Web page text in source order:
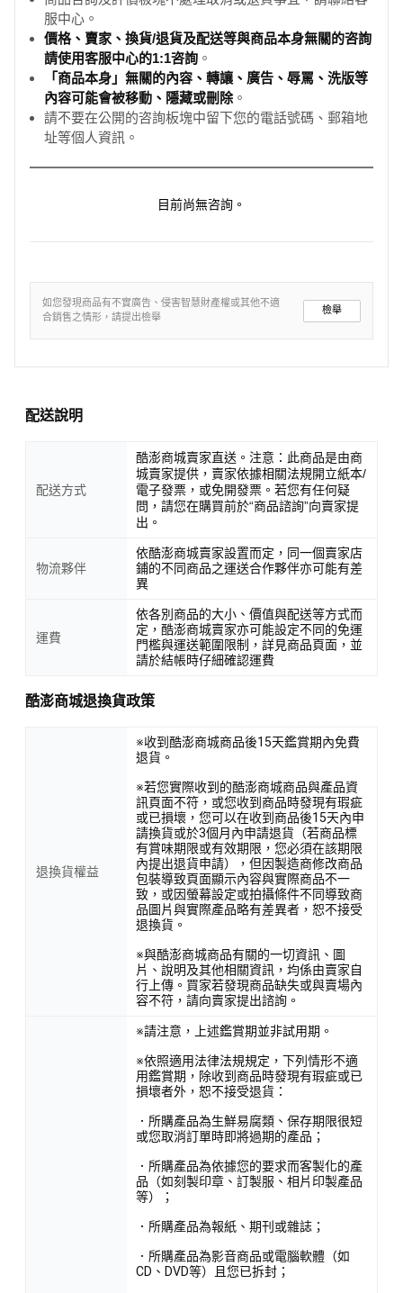
服中心。
價格、賣家、換貨/退貨及配送等與商品本身無關的咨詢
請使用客服中心的1:1咨詢 。
「商品本身」無關的內容、轉讓、廣告、辱罵、洗版等
內容可能會被移動、隱藏或刪除。
請不要在公開的咨詢板塊中留下您的電話號碼、郵箱地
址等個人資訊。
目前尚無咨詢。
如您發現商品有不實廣告、侵害智慧財產權或其他不適
合銷售之情形，請提出檢舉
檢舉
配送說明
配送方式
酷澎商城賣家直送。注意：此商品是由商
城賣家提供，賣家依據相關法規開立紙本/
電子發票，或免開發票。若您有任何疑
問，請您在購買前於“商品諮詢”向賣家提
出。
物流夥伴
依酷澎商城賣家設置而定，同一個賣家店
鋪的不同商品之運送合作夥伴亦可能有差
異
運費
依各別商品的大小、價值與配送等方式而
定，酷澎商城賣家亦可能設定不同的免運
門檻與運送範圍限制，詳見商品頁面，並
請於結帳時仔細確認運費
酷澎商城退換貨政策
退換貨權益
※收到酷澎商城商品後15天鑑賞期內免費
退貨。
※若您實際收到的酷澎商城商品與產品資
訊頁面不符，或您收到商品時發現有瑕疵
或已損壞，您可以在收到商品後15天內申
請換貨或於3個月內申請退貨（若商品標
有賞味期限或有效期限，您必須在該期限
內提出退貨申請），但因製造商修改商品
包裝導致頁面顯示內容與實際商品不一
致，或因螢幕設定或拍攝條件不同導致商
品圖片與實際產品略有差異者，恕不接受
退換貨。
※與酷澎商城商品有關的一切資訊、圖
片、說明及其他相關資訊，均係由賣家自
行上傳。買家若發現商品缺失或與賣場內
容不符，請向賣家提出諮詢。
※請注意，上述鑑賞期並非試用期。
※依照適用法律法規規定，下列情形不適
用鑑賞期，除收到商品時發現有瑕疵或已
損壞者外，恕不接受退貨：
．所購產品為生鮮易腐類、保存期限很短
或您取消訂單時即將過期的產品；
．所購產品為依據您的要求而客製化的產
品（如刻製印章、訂製服、相片印製產品
等）；
．所購產品為報紙、期刊或雜誌；
．所購產品為影音商品或電腦軟體（如
CD、DVD等）且您已拆封；